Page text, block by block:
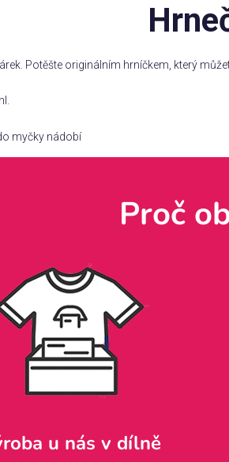
Potěšte originálním hrníčkem, který
myčky nádobí
Proč
u nás v dílně